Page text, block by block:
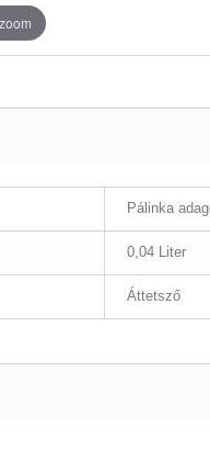
Pálinka
0,04 Liter
Áttetsző